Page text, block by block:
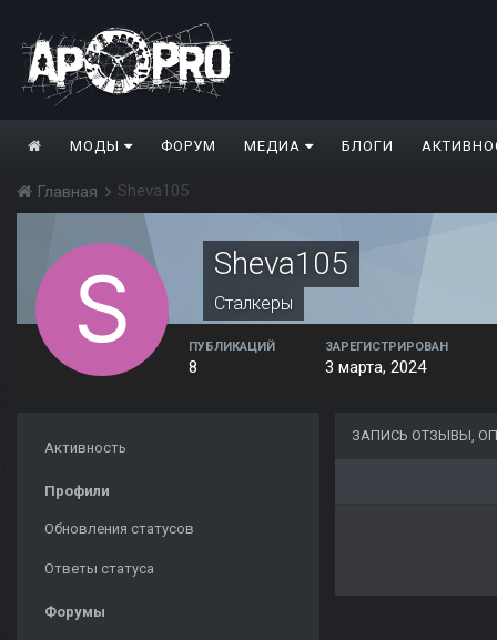
МОДЫ ФОРУМ МЕДИА БЛОГИ
Главная Sheva105
Sheva105
Сталкеры
ПУБЛИКАЦИЙ
8
ЗАРЕГИСТРИРОВАН
3 марта, 2024
Активность
Профили
Обновления статусов
Ответы статуса
Форумы
ЗАПИСЬ ОТЗЫВЫ,